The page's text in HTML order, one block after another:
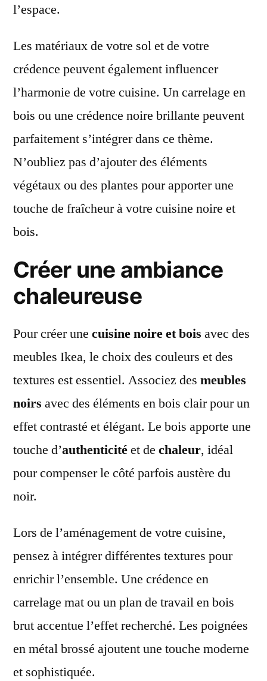
l’espace.
Les matériaux de votre sol et de votre
crédence peuvent également influencer
l’harmonie de votre cuisine. Un carrelage en
bois ou une crédence noire brillante peuvent
parfaitement s’intégrer dans ce thème.
N’oubliez pas d’ajouter des éléments
végétaux ou des plantes pour apporter une
touche de fraîcheur à votre cuisine noire et
bois.
Créer une ambiance
chaleureuse
Pour créer une cuisine noire et bois avec des
meubles Ikea, le choix des couleurs et des
textures est essentiel. Associez des meubles
noirs avec des éléments en bois clair pour un
effet contrasté et élégant. Le bois apporte une
touche d’authenticitéet de chaleur, idéal
pour compenser le côté parfois austère du
noir.
Lors de l’aménagement de votre cuisine,
pensez à intégrer différentes textures pour
enrichir l’ensemble. Une crédence en
carrelage mat ou un plan de travail en bois
brut accentue l’effet recherché. Les poignées
en métal brossé ajoutent une touche moderne
et sophistiquée.